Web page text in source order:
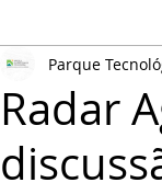
Radar
Parque